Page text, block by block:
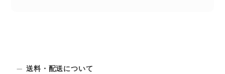
送料・配送について